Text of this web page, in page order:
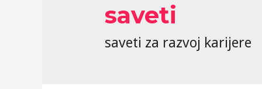
saveti
saveti za razvoj karijere